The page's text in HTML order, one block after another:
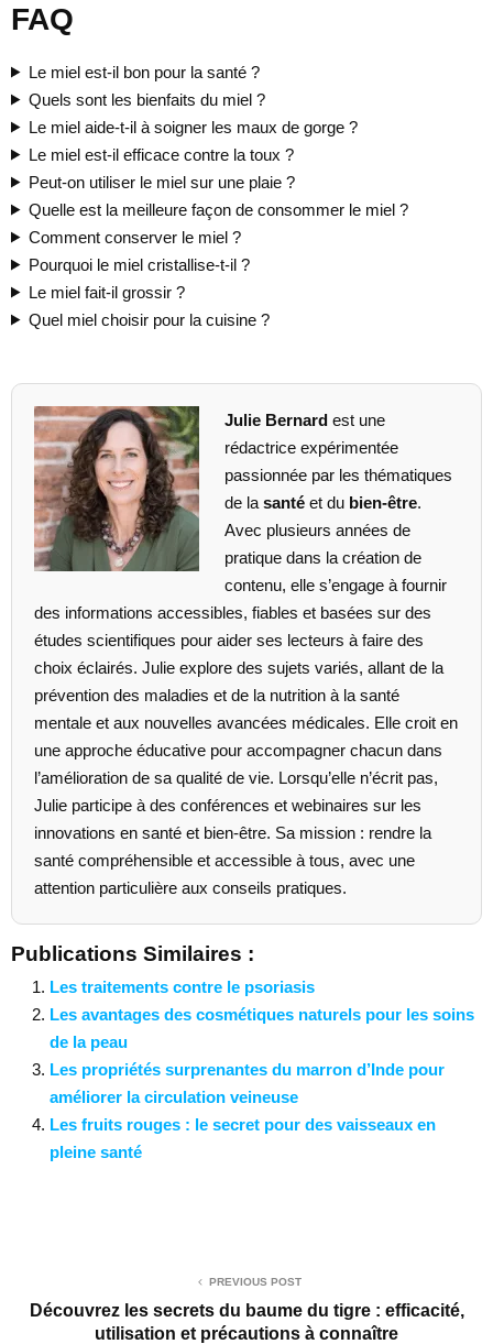
FAQ
Le miel est-il bon pour la santé ?
Quels sont les bienfaits du miel ?
Le miel aide-t-il à soigner les maux de gorge ?
Le miel est-il efficace contre la toux ?
Peut-on utiliser le miel sur une plaie ?
Quelle est la meilleure façon de consommer le miel ?
Comment conserver le miel ?
Pourquoi le miel cristallise-t-il ?
Le miel fait-il grossir ?
Quel miel choisir pour la cuisine ?
Julie Bernardest une
rédactrice expérimentée
passionnée par les thématiques
de la santéet du bien-être.
Avec plusieurs années de
pratique dans la création de
contenu, elle s’engage à fournir
des informations accessibles, fiables et basées sur des
études scientifiques pour aider ses lecteurs à faire des
choix éclairés. Julie explore des sujets variés, allant de la
prévention des maladies et de la nutrition à la santé
mentale et aux nouvelles avancées médicales. Elle croit en
une approche éducative pour accompagner chacun dans
l’amélioration de sa qualité de vie. Lorsqu’elle n’écrit pas,
Julie participe à des conférences et webinaires sur les
innovations en santé et bien-être. Sa mission : rendre la
santé compréhensible et accessible à tous, avec une
attention particulière aux conseils pratiques.
Publications Similaires :
Les traitements contre le psoriasis
Les avantages des cosmétiques naturels pour les soins
de la peau
Les propriétés surprenantes du marron d’Inde pour
améliorer la circulation veineuse
Les fruits rouges : le secret pour des vaisseaux en
pleine santé
PREVIOUS POST
Découvrez les secrets du baume du tigre : efficacité,
utilisation et précautions à connaître